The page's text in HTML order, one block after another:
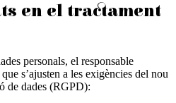
en el tractament
personals, el responsable
s’ajusten a les exigències del nou
de dades (RGPD):